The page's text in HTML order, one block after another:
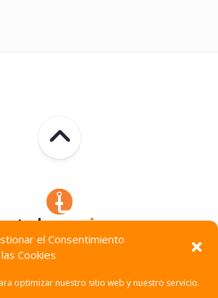
el Consentimiento
Cookies
optimizar nuestro sitio web y nuestro servicio.
2026. Todos Los Derechos Reservados.